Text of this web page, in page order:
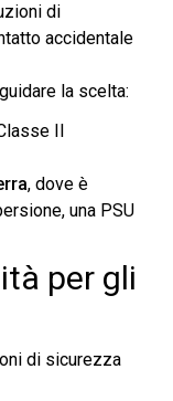
di
accidentale
la scelta:
II
, dove è
una PSU
per gli
di sicurezza